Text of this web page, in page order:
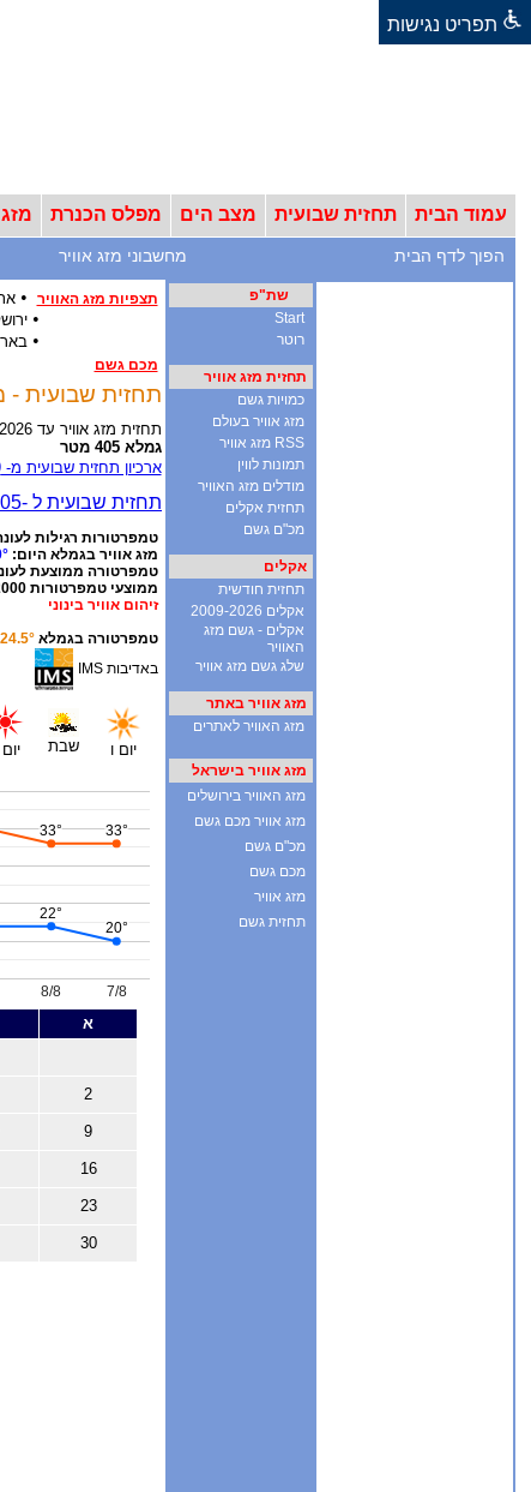
תפריט נגישות
עמוד הבית תחזית שבועית מצב הים מפלס הכנרת
הפוך לדף הבית מחשבוני מזג אוויר
שת"פ
Start
רוטר
תחזית מזג אוויר
כמויות גשם
מזג אוויר בעולם
RSS מזג אוויר
תמונות לווין
מודלים מזג האוויר
תחזית אקלים
מכ"ם גשם
אקלים
תחזית חודשית
אקלים 2009-2026
אקלים - גשם מזג
האוויר
שלג גשם מזג אוויר
מזג אוויר באתר
מזג האוויר לאתרים
מזג אוויר בישראל
מזג האוויר בירושלים
מזג אוויר מכם גשם
מכ"ם גשם
מכם גשם
מזג אוויר
תחזית גשם
תצפיות מזג האוויר •
•
•
מכם גשם
תחזית שבועית - מזג אוויר ל-12 ימים
תחזית מזג אוויר עד 18/8/2026
גמלא 405 מטר
ארכיון תחזית שבועית מ- 2009